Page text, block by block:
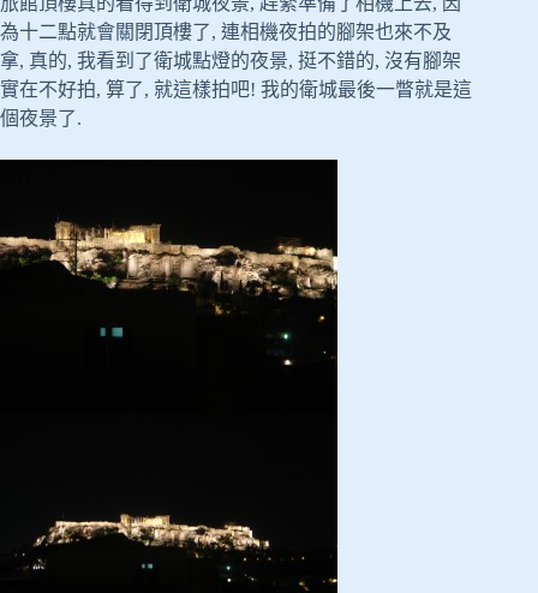
為十二點就會關閉頂樓了, 連相機夜拍的腳架也來不及
拿, 真的, 我看到了衛城點燈的夜景, 挺不錯的, 沒有腳架
實在不好拍, 算了, 就這樣拍吧! 我的衛城最後一瞥就是這
個夜景了.